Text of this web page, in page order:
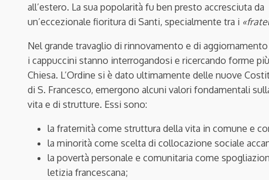
all’estero. La sua popolarità fu ben presto accresciuta da
un’eccezionale fioritura di Santi, specialmente tra i
Nel grande travaglio di rinnovamento e di
i cappuccini stanno interrogandosi e ricercando forme
Chiesa. L’Ordine si è dato ultimamente delle nuove
di S. Francesco, emergono alcuni valori fondamentali
vita e di strutture. Essi sono:
la fraternità come struttura della vita in comune e
la minorità come scelta di collocazione sociale
la povertà personale e comunitaria come
letizia francescana;